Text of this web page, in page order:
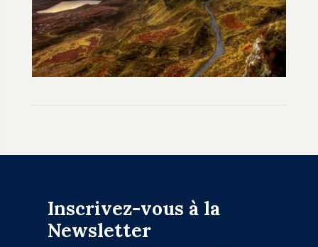
Inscrivez-vous à la
Newsletter